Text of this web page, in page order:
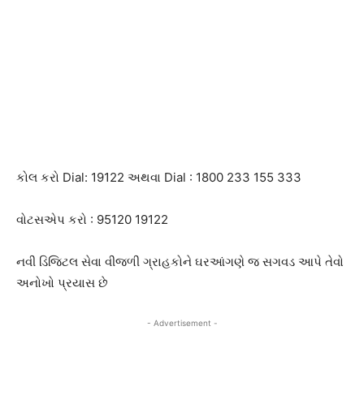
કોલ કરો Dial: 19122 અથવા Dial : 1800 233 155 333
વોટસએપ કરો : 95120 19122
નવી ડિજિટલ સેવા વીજળી ગ્રાહકોને ઘરઆંગણે જ સગવડ આપે તેવો
અનોખો પ્રયાસ છે
- Advertisement -